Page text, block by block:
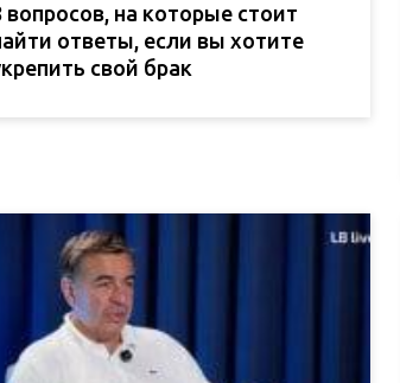
вопросов, на которые стоит
ответы, если вы хотите
свой брак